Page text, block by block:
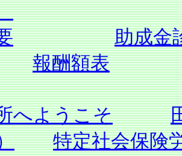
助成金
報酬額表
へようこそ
特定社会保険